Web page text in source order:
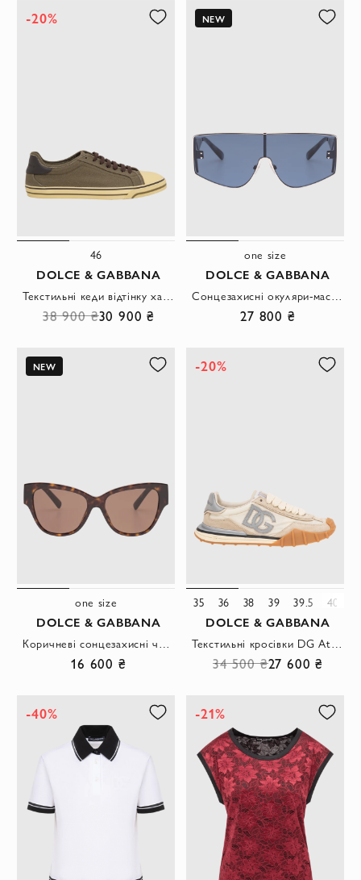
-20%
46
DOLCE & GABBANA
38 900 ₴30 900 ₴
NEW
one size
DOLCE & GABBANA
27 800 ₴
NEW
one size
DOLCE & GABBANA
16 600 ₴
-20%
35 36 38 39 39.5 40.5
DOLCE & GABBANA
34 500 ₴27 600 ₴
-40% -21%